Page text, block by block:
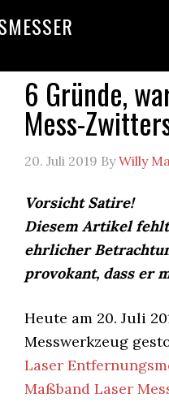
6 Gründe,
Mess-
20. Juli 2019 ByWilly
Vorsicht Satire!
Diesem Artikel
ehrlicher
provokant, dass er
Heute am 20. Juli
Messwerkzeug
Laser
Maßband Laser